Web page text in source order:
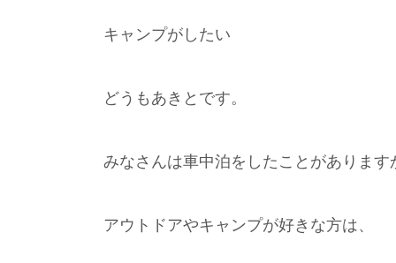
キャンプがしたい
どうもあきとです。
みなさんは車中泊をしたことがあります
アウトドアやキャンプが好きな方は、